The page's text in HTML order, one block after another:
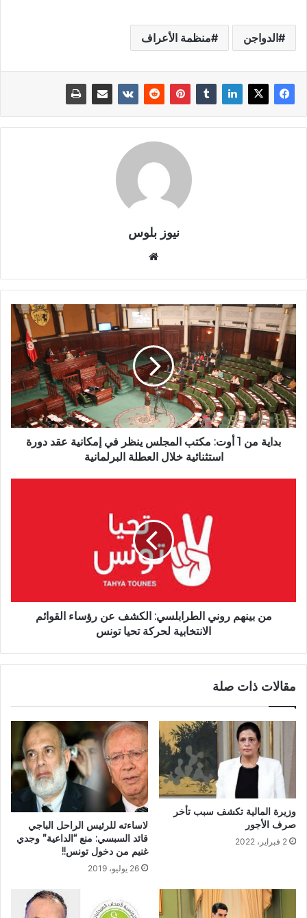
الدواجن منظمة الأعراف
نيوز بلوس
بداية من 1 أوت: مكتب المجلس ينظر في إمكانية عقد دورة
استثنائية خلال العطلة البرلمانية
من بينهم روني الطرابلسي: الكشف عن رؤساء القوائم
الانتخابية لحركة تحيا تونس
مقالات ذات صلة
وزيرة المالية تكشف سبب تأخر
صرف الأجور
2 فبراير، 2022
لاساءته للرئيس الراحل الباجي
قائد السبسي: منع “الداعية” وجدي
غنيم من دخول تونس!!
26 يوليو، 2019